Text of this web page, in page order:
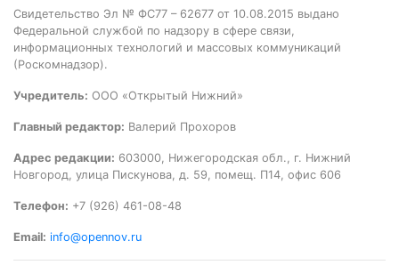
Свидетельство Эл № ФС77 – 62677 от 10.08.2015 выдано
Федеральной службой по надзору в сфере связи,
информационных технологий и массовых коммуникаций
(Роскомнадзор).
Учредитель: ООО «Открытый Нижний»
Главный редактор: Валерий Прохоров
Адрес редакции: 603000, Нижегородская обл., г. Нижний
Новгород, улица Пискунова, д. 59, помещ. П14, офис 606
Телефон: +7 (926) 461-08-48
Email: info@opennov.ru